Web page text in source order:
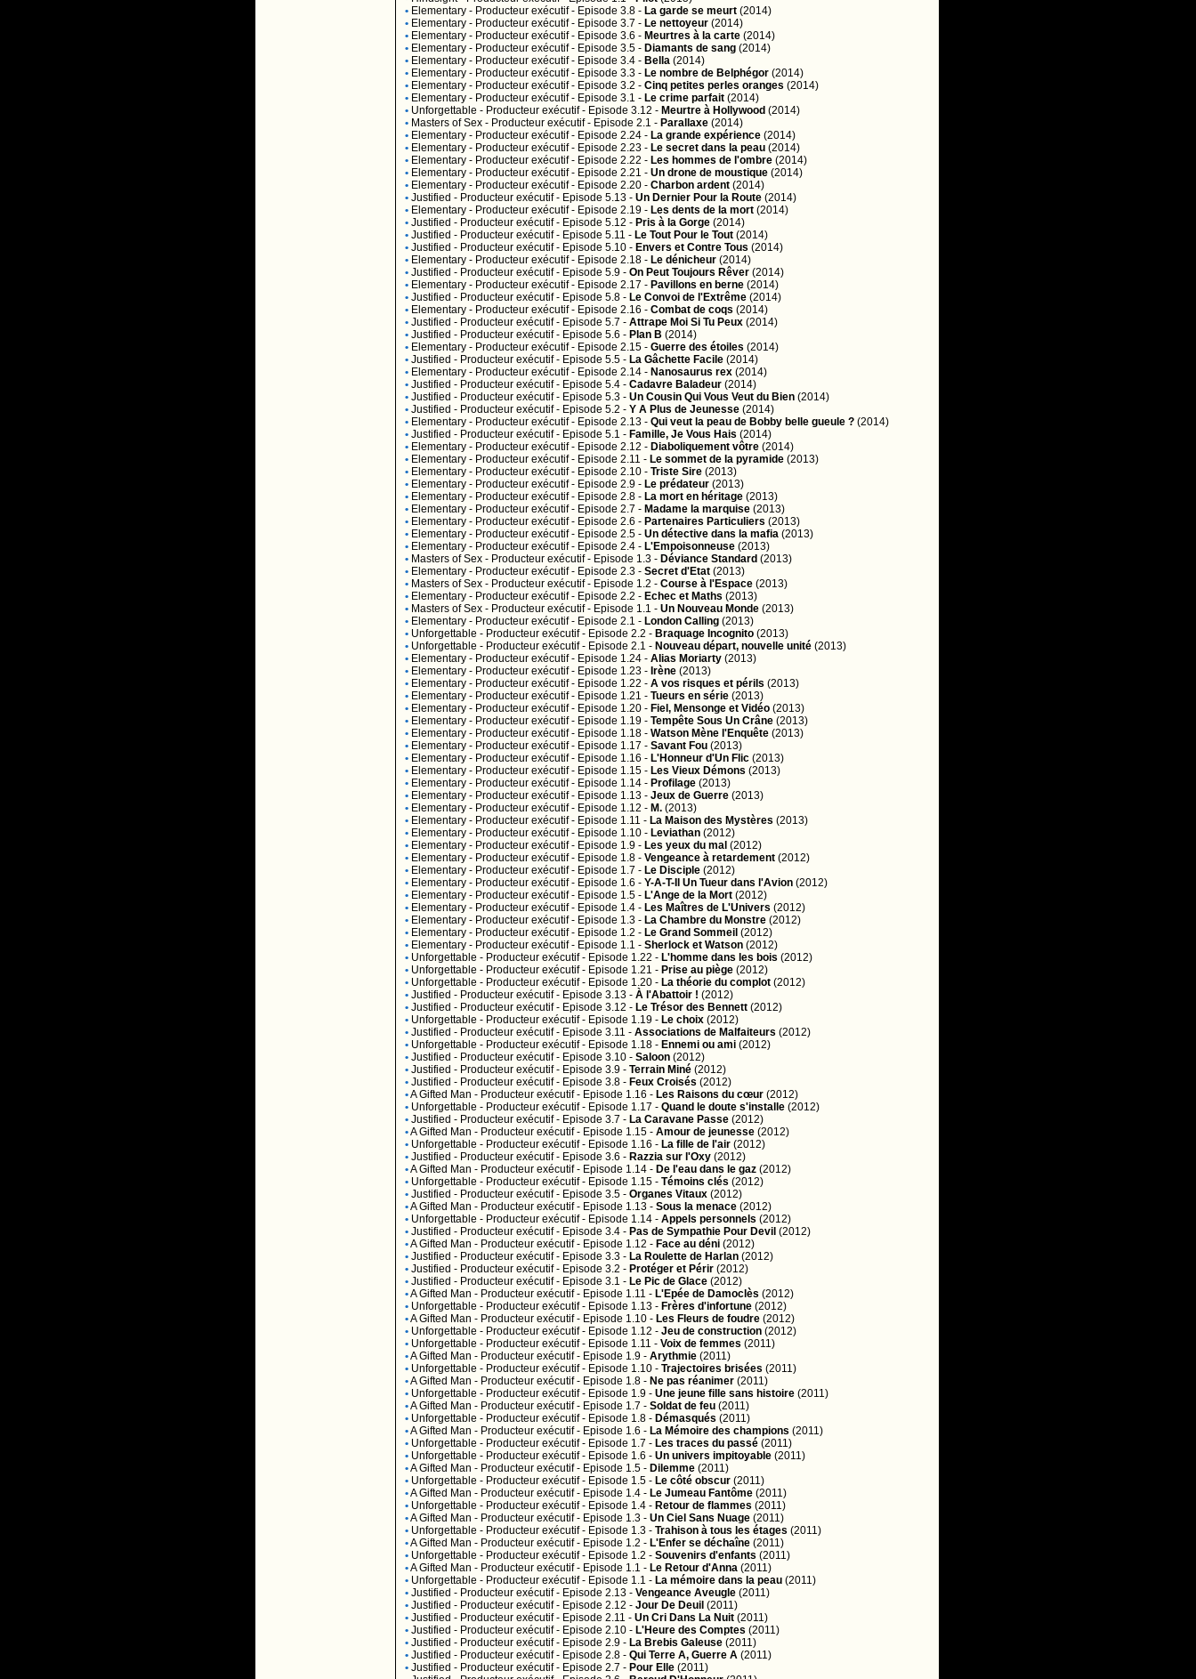
• Elementary - Producteur exécutif - Episode 3.8 - La garde se meurt (2014)
• Elementary - Producteur exécutif - Episode 3.7 - Le nettoyeur (2014)
• Elementary - Producteur exécutif - Episode 3.6 - Meurtres à la carte (2014)
• Elementary - Producteur exécutif - Episode 3.5 - Diamants de sang (2014)
• Elementary - Producteur exécutif - Episode 3.4 - Bella (2014)
• Elementary - Producteur exécutif - Episode 3.3 - Le nombre de Belphégor (2014)
• Elementary - Producteur exécutif - Episode 3.2 - Cinq petites perles oranges (2014)
• Elementary - Producteur exécutif - Episode 3.1 - Le crime parfait (2014)
• Unforgettable - Producteur exécutif - Episode 3.12 - Meurtre à Hollywood (2014)
• Masters of Sex - Producteur exécutif - Episode 2.1 - Parallaxe (2014)
• Elementary - Producteur exécutif - Episode 2.24 - La grande expérience (2014)
• Elementary - Producteur exécutif - Episode 2.23 - Le secret dans la peau (2014)
• Elementary - Producteur exécutif - Episode 2.22 - Les hommes de l'ombre (2014)
• Elementary - Producteur exécutif - Episode 2.21 - Un drone de moustique (2014)
• Elementary - Producteur exécutif - Episode 2.20 - Charbon ardent (2014)
• Justified - Producteur exécutif - Episode 5.13 - Un Dernier Pour la Route (2014)
• Elementary - Producteur exécutif - Episode 2.19 - Les dents de la mort (2014)
• Justified - Producteur exécutif - Episode 5.12 - Pris à la Gorge (2014)
• Justified - Producteur exécutif - Episode 5.11 - Le Tout Pour le Tout (2014)
• Justified - Producteur exécutif - Episode 5.10 - Envers et Contre Tous (2014)
• Elementary - Producteur exécutif - Episode 2.18 - Le dénicheur (2014)
• Justified - Producteur exécutif - Episode 5.9 - On Peut Toujours Rêver (2014)
• Elementary - Producteur exécutif - Episode 2.17 - Pavillons en berne (2014)
• Justified - Producteur exécutif - Episode 5.8 - Le Convoi de l'Extrême (2014)
• Elementary - Producteur exécutif - Episode 2.16 - Combat de coqs (2014)
• Justified - Producteur exécutif - Episode 5.7 - Attrape Moi Si Tu Peux (2014)
• Justified - Producteur exécutif - Episode 5.6 - Plan B (2014)
• Elementary - Producteur exécutif - Episode 2.15 - Guerre des étoiles (2014)
• Justified - Producteur exécutif - Episode 5.5 - La Gâchette Facile (2014)
• Elementary - Producteur exécutif - Episode 2.14 - Nanosaurus rex (2014)
• Justified - Producteur exécutif - Episode 5.4 - Cadavre Baladeur (2014)
• Justified - Producteur exécutif - Episode 5.3 - Un Cousin Qui Vous Veut du Bien (2014)
• Justified - Producteur exécutif - Episode 5.2 - Y A Plus de Jeunesse (2014)
• Elementary - Producteur exécutif - Episode 2.13 - Qui veut la peau de Bobby belle gueule ? (2014)
• Justified - Producteur exécutif - Episode 5.1 - Famille, Je Vous Hais (2014)
• Elementary - Producteur exécutif - Episode 2.12 - Diaboliquement vôtre (2014)
• Elementary - Producteur exécutif - Episode 2.11 - Le sommet de la pyramide (2013)
• Elementary - Producteur exécutif - Episode 2.10 - Triste Sire (2013)
• Elementary - Producteur exécutif - Episode 2.9 - Le prédateur (2013)
• Elementary - Producteur exécutif - Episode 2.8 - La mort en héritage (2013)
• Elementary - Producteur exécutif - Episode 2.7 - Madame la marquise (2013)
• Elementary - Producteur exécutif - Episode 2.6 - Partenaires Particuliers (2013)
• Elementary - Producteur exécutif - Episode 2.5 - Un détective dans la mafia (2013)
• Elementary - Producteur exécutif - Episode 2.4 - L'Empoisonneuse (2013)
• Masters of Sex - Producteur exécutif - Episode 1.3 - Déviance Standard (2013)
• Elementary - Producteur exécutif - Episode 2.3 - Secret d'Etat (2013)
• Masters of Sex - Producteur exécutif - Episode 1.2 - Course à l'Espace (2013)
• Elementary - Producteur exécutif - Episode 2.2 - Echec et Maths (2013)
• Masters of Sex - Producteur exécutif - Episode 1.1 - Un Nouveau Monde (2013)
• Elementary - Producteur exécutif - Episode 2.1 - London Calling (2013)
• Unforgettable - Producteur exécutif - Episode 2.2 - Braquage Incognito (2013)
• Unforgettable - Producteur exécutif - Episode 2.1 - Nouveau départ, nouvelle unité (2013)
• Elementary - Producteur exécutif - Episode 1.24 - Alias Moriarty (2013)
• Elementary - Producteur exécutif - Episode 1.23 - Irène (2013)
• Elementary - Producteur exécutif - Episode 1.22 - A vos risques et périls (2013)
• Elementary - Producteur exécutif - Episode 1.21 - Tueurs en série (2013)
• Elementary - Producteur exécutif - Episode 1.20 - Fiel, Mensonge et Vidéo (2013)
• Elementary - Producteur exécutif - Episode 1.19 - Tempête Sous Un Crâne (2013)
• Elementary - Producteur exécutif - Episode 1.18 - Watson Mène l'Enquête (2013)
• Elementary - Producteur exécutif - Episode 1.17 - Savant Fou (2013)
• Elementary - Producteur exécutif - Episode 1.16 - L'Honneur d'Un Flic (2013)
• Elementary - Producteur exécutif - Episode 1.15 - Les Vieux Démons (2013)
• Elementary - Producteur exécutif - Episode 1.14 - Profilage (2013)
• Elementary - Producteur exécutif - Episode 1.13 - Jeux de Guerre (2013)
• Elementary - Producteur exécutif - Episode 1.12 - M. (2013)
• Elementary - Producteur exécutif - Episode 1.11 - La Maison des Mystères (2013)
• Elementary - Producteur exécutif - Episode 1.10 - Leviathan (2012)
• Elementary - Producteur exécutif - Episode 1.9 - Les yeux du mal (2012)
• Elementary - Producteur exécutif - Episode 1.8 - Vengeance à retardement (2012)
• Elementary - Producteur exécutif - Episode 1.7 - Le Disciple (2012)
• Elementary - Producteur exécutif - Episode 1.6 - Y-A-T-Il Un Tueur dans l'Avion (2012)
• Elementary - Producteur exécutif - Episode 1.5 - L'Ange de la Mort (2012)
• Elementary - Producteur exécutif - Episode 1.4 - Les Maîtres de L'Univers (2012)
• Elementary - Producteur exécutif - Episode 1.3 - La Chambre du Monstre (2012)
• Elementary - Producteur exécutif - Episode 1.2 - Le Grand Sommeil (2012)
• Elementary - Producteur exécutif - Episode 1.1 - Sherlock et Watson (2012)
• Unforgettable - Producteur exécutif - Episode 1.22 - L'homme dans les bois (2012)
• Unforgettable - Producteur exécutif - Episode 1.21 - Prise au piège (2012)
• Unforgettable - Producteur exécutif - Episode 1.20 - La théorie du complot (2012)
• Justified - Producteur exécutif - Episode 3.13 - À l'Abattoir ! (2012)
• Justified - Producteur exécutif - Episode 3.12 - Le Trésor des Bennett (2012)
• Unforgettable - Producteur exécutif - Episode 1.19 - Le choix (2012)
• Justified - Producteur exécutif - Episode 3.11 - Associations de Malfaiteurs (2012)
• Unforgettable - Producteur exécutif - Episode 1.18 - Ennemi ou ami (2012)
• Justified - Producteur exécutif - Episode 3.10 - Saloon (2012)
• Justified - Producteur exécutif - Episode 3.9 - Terrain Miné (2012)
• Justified - Producteur exécutif - Episode 3.8 - Feux Croisés (2012)
•A Gifted Man - Producteur exécutif - Episode 1.16 - Les Raisons du cœur (2012)
• Unforgettable - Producteur exécutif - Episode 1.17 - Quand le doute s'installe (2012)
• Justified - Producteur exécutif - Episode 3.7 - La Caravane Passe (2012)
•A Gifted Man - Producteur exécutif - Episode 1.15 - Amour de jeunesse (2012)
• Unforgettable - Producteur exécutif - Episode 1.16 - La fille de l'air (2012)
• Justified - Producteur exécutif - Episode 3.6 - Razzia sur l'Oxy (2012)
•A Gifted Man - Producteur exécutif - Episode 1.14 - De l'eau dans le gaz (2012)
• Unforgettable - Producteur exécutif - Episode 1.15 - Témoins clés (2012)
• Justified - Producteur exécutif - Episode 3.5 - Organes Vitaux (2012)
•A Gifted Man - Producteur exécutif - Episode 1.13 - Sous la menace (2012)
• Unforgettable - Producteur exécutif - Episode 1.14 - Appels personnels (2012)
• Justified - Producteur exécutif - Episode 3.4 - Pas de Sympathie Pour Devil (2012)
•A Gifted Man - Producteur exécutif - Episode 1.12 - Face au déni (2012)
• Justified - Producteur exécutif - Episode 3.3 - La Roulette de Harlan (2012)
• Justified - Producteur exécutif - Episode 3.2 - Protéger et Périr (2012)
• Justified - Producteur exécutif - Episode 3.1 - Le Pic de Glace (2012)
•A Gifted Man - Producteur exécutif - Episode 1.11 - L'Epée de Damoclès (2012)
• Unforgettable - Producteur exécutif - Episode 1.13 - Frères d'infortune (2012)
•A Gifted Man - Producteur exécutif - Episode 1.10 - Les Fleurs de foudre (2012)
• Unforgettable - Producteur exécutif - Episode 1.12 - Jeu de construction (2012)
• Unforgettable - Producteur exécutif - Episode 1.11 - Voix de femmes (2011)
•A Gifted Man - Producteur exécutif - Episode 1.9 - Arythmie (2011)
• Unforgettable - Producteur exécutif - Episode 1.10 - Trajectoires brisées (2011)
•A Gifted Man - Producteur exécutif - Episode 1.8 - Ne pas réanimer (2011)
• Unforgettable - Producteur exécutif - Episode 1.9 - Une jeune fille sans histoire (2011)
•A Gifted Man - Producteur exécutif - Episode 1.7 - Soldat de feu (2011)
• Unforgettable - Producteur exécutif - Episode 1.8 - Démasqués (2011)
•A Gifted Man - Producteur exécutif - Episode 1.6 - La Mémoire des champions (2011)
• Unforgettable - Producteur exécutif - Episode 1.7 - Les traces du passé (2011)
• Unforgettable - Producteur exécutif - Episode 1.6 - Un univers impitoyable (2011)
•A Gifted Man - Producteur exécutif - Episode 1.5 - Dilemme (2011)
• Unforgettable - Producteur exécutif - Episode 1.5 - Le côté obscur (2011)
•A Gifted Man - Producteur exécutif - Episode 1.4 - Le Jumeau Fantôme (2011)
• Unforgettable - Producteur exécutif - Episode 1.4 - Retour de flammes (2011)
•A Gifted Man - Producteur exécutif - Episode 1.3 - Un Ciel Sans Nuage (2011)
• Unforgettable - Producteur exécutif - Episode 1.3 - Trahison à tous les étages (2011)
•A Gifted Man - Producteur exécutif - Episode 1.2 - L'Enfer se déchaîne (2011)
• Unforgettable - Producteur exécutif - Episode 1.2 - Souvenirs d'enfants (2011)
•A Gifted Man - Producteur exécutif - Episode 1.1 - Le Retour d'Anna (2011)
• Unforgettable - Producteur exécutif - Episode 1.1 - La mémoire dans la peau (2011)
• Justified - Producteur exécutif - Episode 2.13 - Vengeance Aveugle (2011)
• Justified - Producteur exécutif - Episode 2.12 - Jour De Deuil (2011)
• Justified - Producteur exécutif - Episode 2.11 - Un Cri Dans La Nuit (2011)
• Justified - Producteur exécutif - Episode 2.10 - L'Heure des Comptes (2011)
• Justified - Producteur exécutif - Episode 2.9 - La Brebis Galeuse (2011)
• Justified - Producteur exécutif - Episode 2.8 - Qui Terre A, Guerre A (2011)
• Justified - Producteur exécutif - Episode 2.7 - Pour Elle (2011)